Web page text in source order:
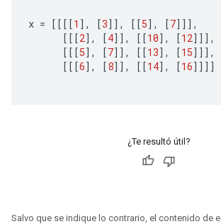
x = [[[[1 ], [3]], [[5], [7]]],
[[[2], [4]], [[10], [12]]],
[[[5], [7]], [[13], [15]]],
[[[6], [8]], [[14], [16]]]]
¿Te resultó útil?
Salvo que se indique lo contrario, el contenido de